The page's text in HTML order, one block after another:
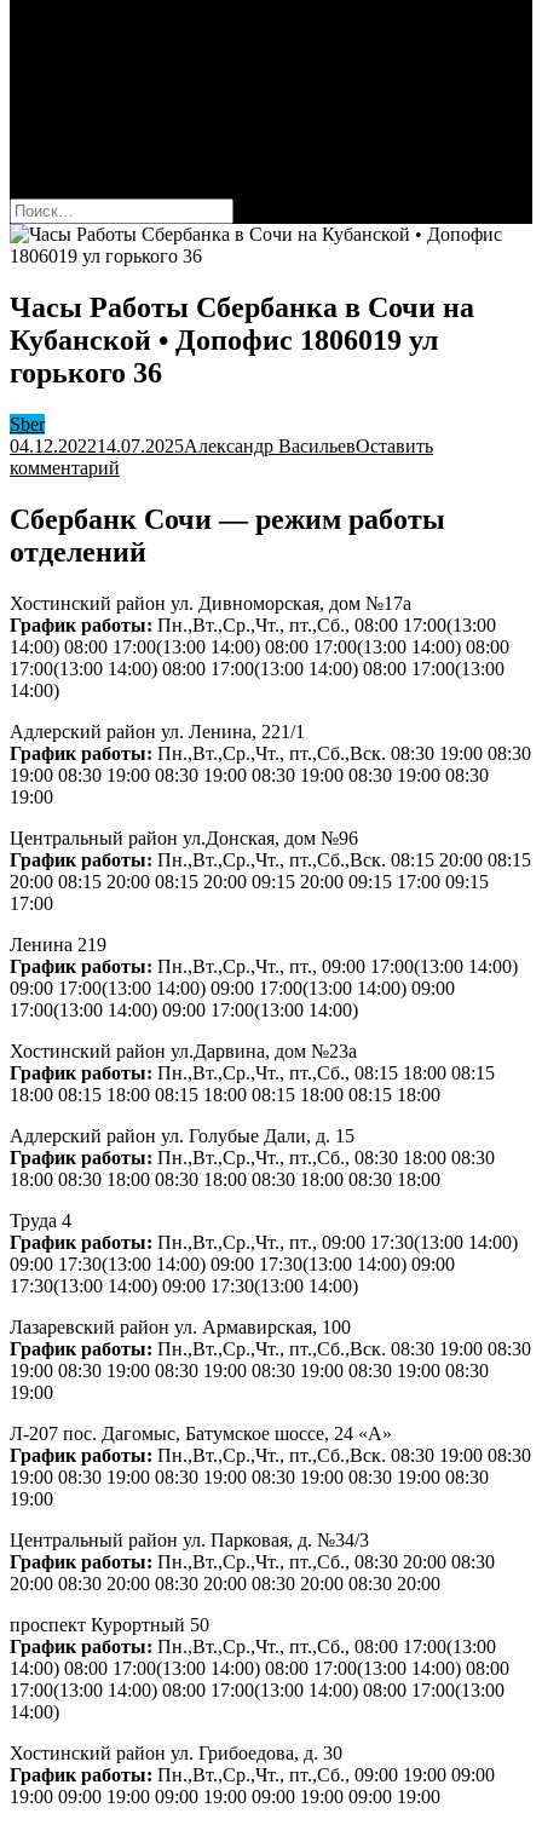
Найти:
Часы Работы Сбербанка в Сочи на
Кубанской • Допофис 1806019 ул
горького 36
Sber
04.12.202214.07.2025Александр ВасильевОставить
комментарий
Работы
Сбербанка
в
на
Кубанской
•
Допофис
1806019
горького
36
Сбербанк Сочи — режим работы
отделений
Хостинский район ул. Дивноморская, дом №17а
График работы: Пн.,Вт.,Ср.,Чт., пт.,Сб., 08:00 17:00(13:00
14:00) 08:00 17:00(13:00 14:00) 08:00 17:00(13:00 14:00) 08:00
17:00(13:00 14:00) 08:00 17:00(13:00 14:00) 08:00 17:00(13:00
14:00)
Адлерский район ул. Ленина, 221/1
График работы: Пн.,Вт.,Ср.,Чт., пт.,Сб.,Вск. 08:30 19:00 08:30
19:00 08:30 19:00 08:30 19:00 08:30 19:00 08:30 19:00 08:30
19:00
Центральный район ул.Донская, дом №96
График работы: Пн.,Вт.,Ср.,Чт., пт.,Сб.,Вск. 08:15 20:00 08:15
20:00 08:15 20:00 08:15 20:00 09:15 20:00 09:15 17:00 09:15
17:00
Ленина 219
График работы: Пн.,Вт.,Ср.,Чт., пт., 09:00 17:00(13:00 14:00)
09:00 17:00(13:00 14:00) 09:00 17:00(13:00 14:00) 09:00
17:00(13:00 14:00) 09:00 17:00(13:00 14:00)
Хостинский район ул.Дарвина, дом №23а
График работы: Пн.,Вт.,Ср.,Чт., пт.,Сб., 08:15 18:00 08:15
18:00 08:15 18:00 08:15 18:00 08:15 18:00 08:15 18:00
Адлерский район ул. Голубые Дали, д. 15
График работы: Пн.,Вт.,Ср.,Чт., пт.,Сб., 08:30 18:00 08:30
18:00 08:30 18:00 08:30 18:00 08:30 18:00 08:30 18:00
Труда 4
График работы: Пн.,Вт.,Ср.,Чт., пт., 09:00 17:30(13:00 14:00)
09:00 17:30(13:00 14:00) 09:00 17:30(13:00 14:00) 09:00
17:30(13:00 14:00) 09:00 17:30(13:00 14:00)
Лазаревский район ул. Армавирская, 100
График работы: Пн.,Вт.,Ср.,Чт., пт.,Сб.,Вск. 08:30 19:00 08:30
19:00 08:30 19:00 08:30 19:00 08:30 19:00 08:30 19:00 08:30
19:00
Л-207 пос. Дагомыс, Батумское шоссе, 24 «А»
График работы: Пн.,Вт.,Ср.,Чт., пт.,Сб.,Вск. 08:30 19:00 08:30
19:00 08:30 19:00 08:30 19:00 08:30 19:00 08:30 19:00 08:30
19:00
Центральный район ул. Парковая, д. №34/3
График работы: Пн.,Вт.,Ср.,Чт., пт.,Сб., 08:30 20:00 08:30
20:00 08:30 20:00 08:30 20:00 08:30 20:00 08:30 20:00
проспект Курортный 50
График работы: Пн.,Вт.,Ср.,Чт., пт.,Сб., 08:00 17:00(13:00
14:00) 08:00 17:00(13:00 14:00) 08:00 17:00(13:00 14:00) 08:00
17:00(13:00 14:00) 08:00 17:00(13:00 14:00) 08:00 17:00(13:00
14:00)
Хостинский район ул. Грибоедова, д. 30
График работы: Пн.,Вт.,Ср.,Чт., пт.,Сб., 09:00 19:00 09:00
19:00 09:00 19:00 09:00 19:00 09:00 19:00 09:00 19:00